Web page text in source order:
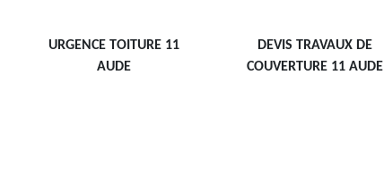
URGENCE TOITURE 11
AUDE
DEVIS TRAVAUX DE
COUVERTURE 11 AUDE